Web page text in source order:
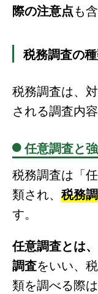
際の注意点も
税務調査の
税務調査は、
される調査内
任意調査と
税務調査は「
類され、 税務
す。
任意調査とは
調査をいい、
類を調べる際